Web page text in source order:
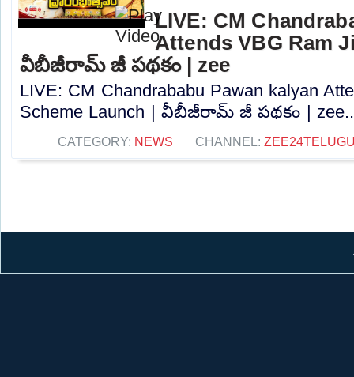
LIVE: CM
Attends VBG Ram
వీబీజీరామ్ జీ పథకం | zee
LIVE: CM Chandrababu Pawan kalyan
Scheme Launch | వీబీజీరామ్ జీ పథకం |
CATEGORY: NEWS CHANNEL: